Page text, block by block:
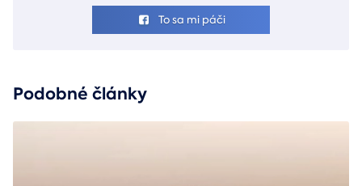
To sa mi páči
Podobné články